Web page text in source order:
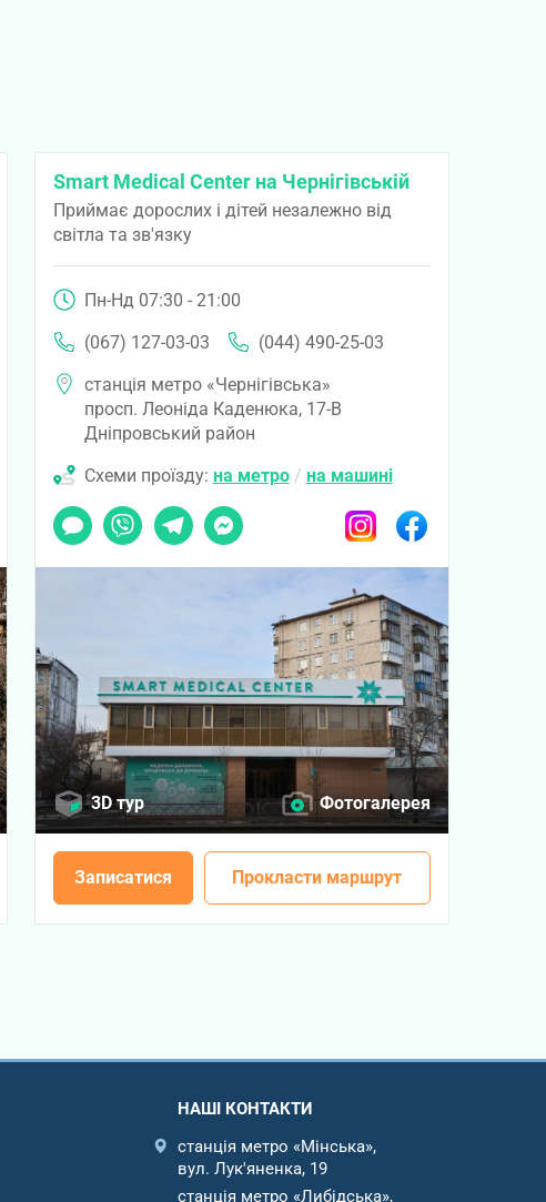
Smart Medical Center на Чернігівській
Приймає дорослих і дітей незалежно від
світла та зв'язку
Пн-Нд 07:30 - 21:00
(067) 127-03-03
(044) 490-25-03
станція метро «Чернігівська»
просп. Леоніда Каденюка, 17-В
Дніпровський район
Схеми проїзду: на метро/ на машині
Чат Viber TelegramMessenger InstagramFacebook
3D тур Фотогалерея
Записатися Прокласти маршрут
НАШІ КОНТАКТИ
станція метро «Мінська»,
вул. Лук'яненка, 19
станція метро «Либідська»,